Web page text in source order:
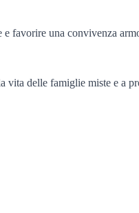
favorire una convivenza
delle famiglie miste e a